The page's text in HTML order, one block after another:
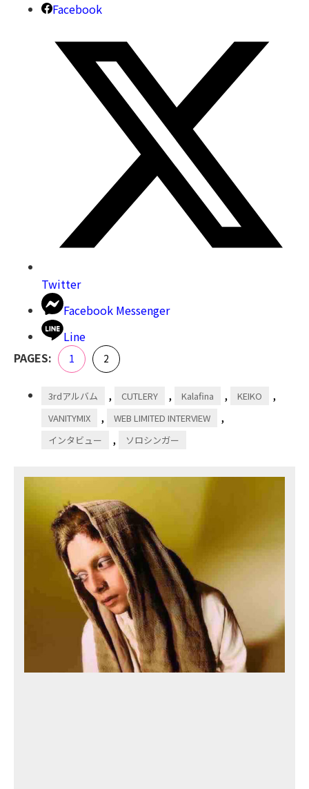
Facebook
Twitter
Facebook Messenger
Line
PAGES:
Page
1 Page
2
3rdアルバム , CUTLERY , Kalafina , KEIKO ,
VANITYMIX , WEB LIMITED INTERVIEW ,
インタビュー , ソロシンガー